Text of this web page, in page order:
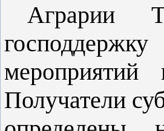
Аграрии
Получатели